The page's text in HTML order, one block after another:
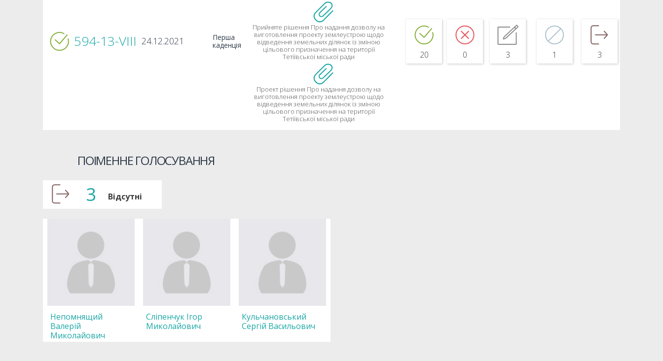
594-13-VIIІ 24.12.2021
Перша
каденція
Прийняте рішення Про надання дозволу на
виготовлення проекту землеустрою щодо
відведення земельних ділянок із зміною
цільового призначення на території
Тетіївської міської ради
Проект рішення Про надання дозволу на
виготовлення проекту землеустрою щодо
відведення земельних ділянок із зміною
цільового призначення на території
Тетіївської міської ради
20 0 3 1 3
ПОІМЕННЕ ГОЛОСУВАННЯ
3 Відсутні
Непомнящий
Валерій
Миколайович
Сліпенчук Ігор
Миколайович
Кульчановський
Сергій Васильович